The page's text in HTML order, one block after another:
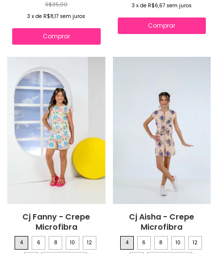
R$35,00
3 xde R$8,17 sem juros
Comprar
3 x de R$6,67 sem juros
Comprar
Cj Fanny - Crepe
Microfibra
4 6 8 10 12
Cj Aisha - Crepe
Microfibra
4 6 8 10 12